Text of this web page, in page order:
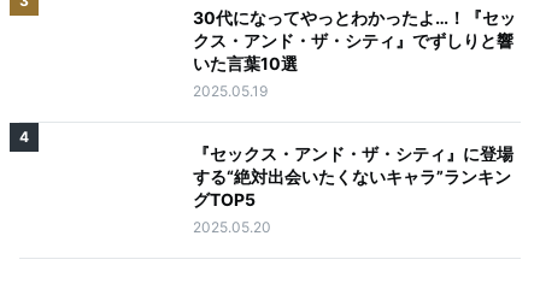
30代になってやっとわかったよ…！『セッ
クス・アンド・ザ・シティ』でずしりと響
いた言葉10選
2025.05.19
4
『セックス・アンド・ザ・シティ』に登場
する“絶対出会いたくないキャラ”ランキン
グTOP5
2025.05.20